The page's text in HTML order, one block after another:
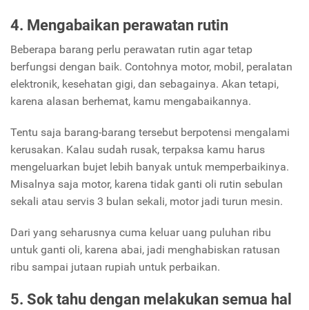
4. Mengabaikan perawatan rutin
Beberapa barang perlu perawatan rutin agar tetap
berfungsi dengan baik. Contohnya motor, mobil, peralatan
elektronik, kesehatan gigi, dan sebagainya. Akan tetapi,
karena alasan berhemat, kamu mengabaikannya.
Tentu saja barang-barang tersebut berpotensi mengalami
kerusakan. Kalau sudah rusak, terpaksa kamu harus
mengeluarkan bujet lebih banyak untuk memperbaikinya.
Misalnya saja motor, karena tidak ganti oli rutin sebulan
sekali atau servis 3 bulan sekali, motor jadi turun mesin.
Dari yang seharusnya cuma keluar uang puluhan ribu
untuk ganti oli, karena abai, jadi menghabiskan ratusan
ribu sampai jutaan rupiah untuk perbaikan.
5. Sok tahu dengan melakukan semua hal